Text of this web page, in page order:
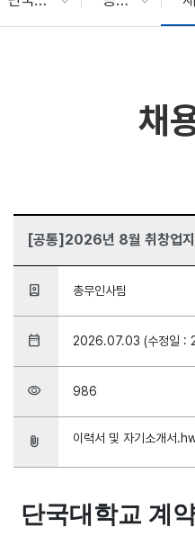
채
[공통]2026년 8월 취창업지
person_book 총무인사팀
date_range 2026.07.03 (수정일 :
visibility 986
attach_file 이력서 및 자기소개서
단국대학교 계